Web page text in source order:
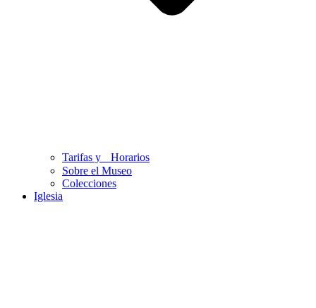
Tarifas y Horarios
Sobre el Museo
Colecciones
Iglesia